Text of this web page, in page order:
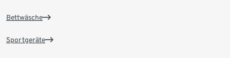
Bettwäsche
Sportgeräte